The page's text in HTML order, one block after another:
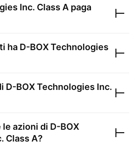
Inc. Class A paga
ha D-BOX Technologies
D-BOX Technologies Inc.
le azioni di D-BOX
Class A?